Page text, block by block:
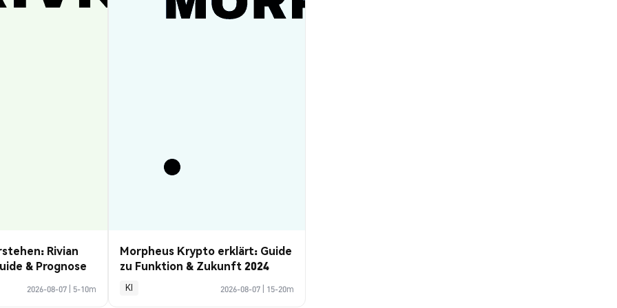
Rivian
& Prognose
2026-08-07 5-10m
Morpheus Krypto erklärt: Guide
zu Funktion & Zukunft 2024
KI 2026-08-07 15-20m